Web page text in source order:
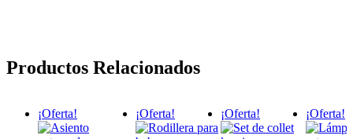
Productos Relacionados
¡Oferta! ¡Oferta! ¡Oferta! ¡Oferta!